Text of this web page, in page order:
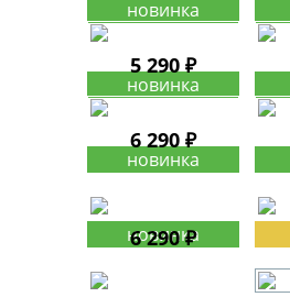
5 290 ₽
6 290 ₽
6 290 ₽